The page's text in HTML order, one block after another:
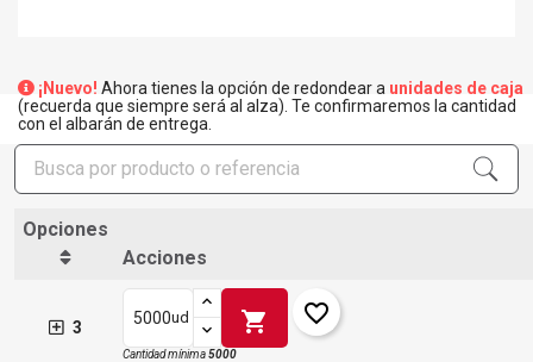
¡Nuevo! Ahora tienes la opción de redondear a unidades de caja
(recuerda que siempre será al alza). Te confirmaremos la cantidad
con el albarán de entrega.
Opciones
Acciones
3
ud shopping_cart favorite_border
Cantidad mínima5000